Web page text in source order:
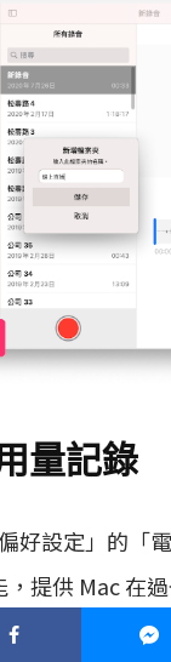
量記錄
好設定」的「
提供 Mac 在
的詳細資訊，